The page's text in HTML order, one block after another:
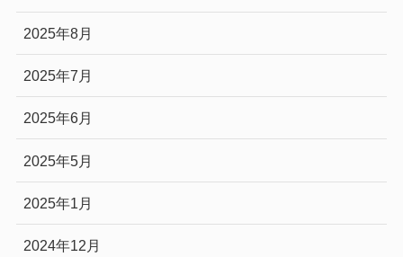
2025年8月
2025年7月
2025年6月
2025年5月
2025年1月
2024年12月